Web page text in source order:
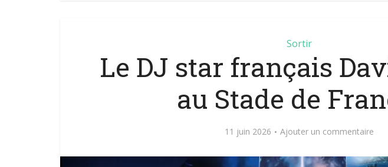
Sortir
Le DJ star français
au Stade de
11 juin 2026 Ajouter un commentaire